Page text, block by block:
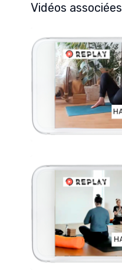
Vidéos associées